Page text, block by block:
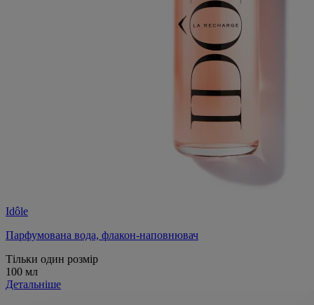
Idôle
Парфумована вода, флакон-наповнювач
Тільки один розмір
100 мл
Детальніше